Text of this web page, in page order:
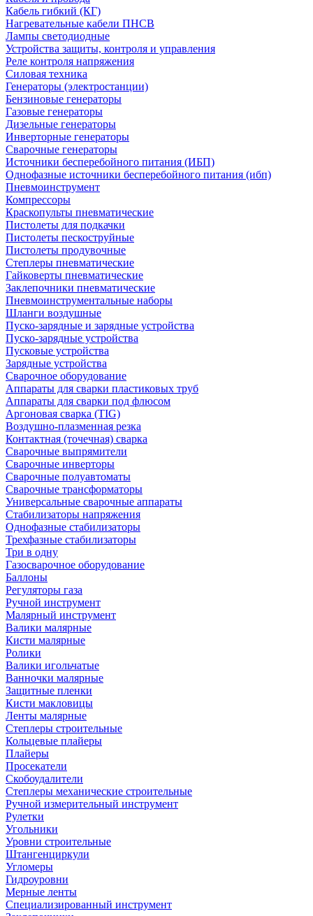
Кабель гибкий (КГ)
Нагревательные кабели ПНСВ
Лампы светодиодные
Устройства защиты, контроля и управления
Реле контроля напряжения
Силовая техника
Генераторы (электростанции)
Бензиновые генераторы
Газовые генераторы
Дизельные генераторы
Инверторные генераторы
Сварочные генераторы
Источники бесперебойного питания (ИБП)
Однофазные источники бесперебойного питания (ибп)
Пневмоинструмент
Компрессоры
Краскопульты пневматические
Пистолеты для подкачки
Пистолеты пескоструйные
Пистолеты продувочные
Степлеры пневматические
Гайковерты пневматические
Заклепочники пневматические
Пневмоинструментальные наборы
Шланги воздушные
Пуско-зарядные и зарядные устройства
Пуско-зарядные устройства
Пусковые устройства
Зарядные устройства
Сварочное оборудование
Аппараты для сварки пластиковых труб
Аппараты для сварки под флюсом
Аргоновая сварка (TIG)
Воздушно-плазменная резка
Контактная (точечная) сварка
Сварочные выпрямители
Сварочные инверторы
Сварочные полуавтоматы
Сварочные трансформаторы
Универсальные сварочные аппараты
Стабилизаторы напряжения
Однофазные стабилизаторы
Трехфазные стабилизаторы
Три в одну
Газосварочное оборудование
Баллоны
Регуляторы газа
Ручной инструмент
Малярный инструмент
Валики малярные
Кисти малярные
Ролики
Валики игольчатые
Ванночки малярные
Защитные пленки
Кисти макловицы
Ленты малярные
Степлеры строительные
Кольцевые плайеры
Плайеры
Просекатели
Скобоудалители
Степлеры механические строительные
Ручной измерительный инструмент
Рулетки
Угольники
Уровни строительные
Штангенциркули
Угломеры
Гидроуровни
Мерные ленты
Специализированный инструмент